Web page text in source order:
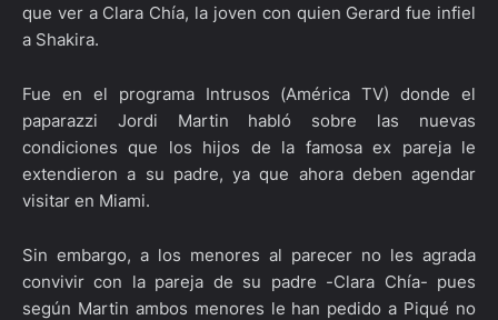
que ver a Clara Chía, la joven con quien Gerard fue infiel
a Shakira.
Fue en el programa Intrusos (América TV) donde el
paparazzi Jordi Martin habló sobre las nuevas
condiciones que los hijos de la famosa ex pareja le
extendieron a su padre, ya que ahora deben agendar
visitar en Miami.
Sin embargo, a los menores al parecer no les agrada
convivir con la pareja de su padre -Clara Chía- pues
según Martin ambos menores le han pedido a Piqué no